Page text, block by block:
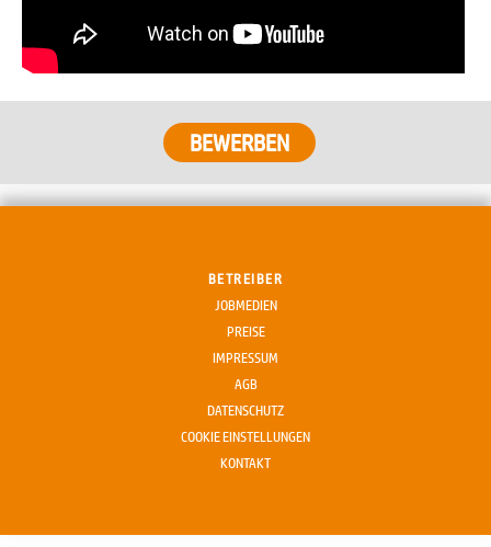
BETREIBER
JOBMEDIEN
PREISE
IMPRESSUM
AGB
DATENSCHUTZ
COOKIE EINSTELLUNGEN
KONTAKT